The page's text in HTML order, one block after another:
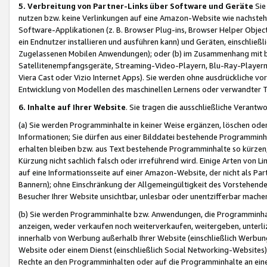
5. Verbreitung von Partner-Links über Software und Geräte
nutzen bzw. keine Verlinkungen auf eine Amazon-Website wie
Software-Applikationen (z. B. Browser Plug-ins, Browser Helper
ein Endnutzer installieren und ausführen kann) und Geräten,
Zugelassenen Mobilen Anwendungen); oder (b) im Zusammenhang
Satellitenempfangsgeräte, Streaming-Video-Playern, Blu-Ray-
Viera Cast oder Vizio Internet Apps). Sie werden ohne ausdrückliche
Entwicklung von Modellen des maschinellen Lernens oder
6. Inhalte auf Ihrer Website. Sie tragen die ausschließliche
(a) Sie werden Programminhalte in keiner Weise ergänzen, löschen
Informationen; Sie dürfen aus einer Bilddatei bestehende
erhalten bleiben bzw. aus Text bestehende Programminhalte so
Kürzung nicht sachlich falsch oder irreführend wird. Einige Arten von
auf eine Informationsseite auf einer Amazon-Website, der nicht als
Bannern); ohne Einschränkung der Allgemeingültigkeit des
Besucher Ihrer Website unsichtbar, unlesbar oder unentzifferbar
(b) Sie werden Programminhalte bzw. Anwendungen, die
anzeigen, weder verkaufen noch weiterverkaufen, weitergeben,
innerhalb von Werbung außerhalb Ihrer Website (einschließlich
Website oder einem Dienst (einschließlich Social Networking-
Rechte an den Programminhalten oder auf die Programminhalte an